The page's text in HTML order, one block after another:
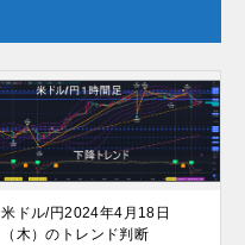
米ドル/円2024年4月18日
（木）のトレンド判断